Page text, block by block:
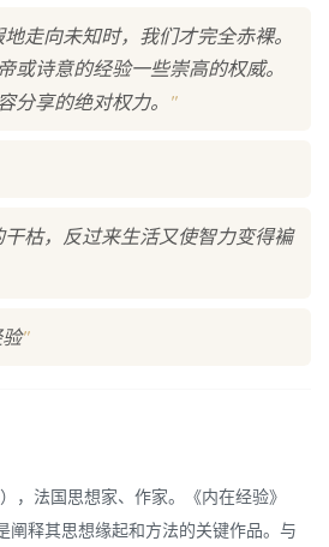
走向未知时，我们才完全赤裸。
或诗意的经验一些崇高的权威。
分享的绝对权力。
"
枯，反过来生活又使智力变得褊
"
，法国思想家、作家。《内在经验》
阐释其思想缘起和方法的关键作品。与